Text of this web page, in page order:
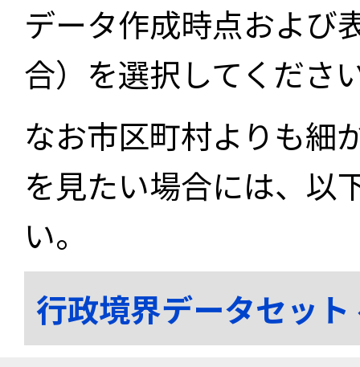
データ作成時点および
合）を選択してくださ
なお市区町村よりも細
を見たい場合には、以
い。
行政境界データセッ